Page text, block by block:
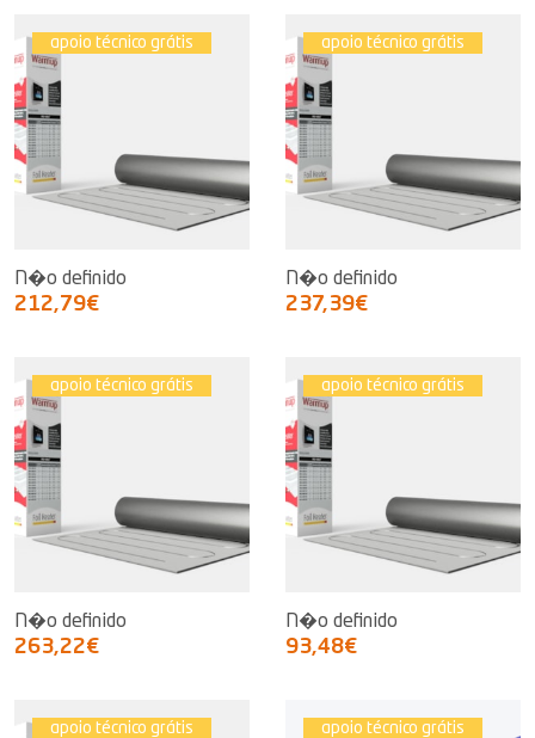
apoio técnico grátis
N�o definido
212,79€
apoio técnico grátis
N�o definido
237,39€
apoio técnico grátis
N�o definido
263,22€
apoio técnico grátis
N�o definido
93,48€
apoio técnico grátis apoio técnico grátis